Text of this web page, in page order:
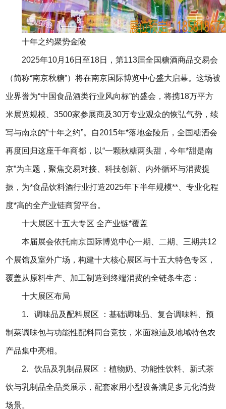
十年之约聚势金陵
2025年10月16日至18日，第113届全国糖酒商品交易会
（简称“南京秋糖”）将在南京国际博览中心盛大启幕。这场被
业界誉为“中国食品酒类行业风向标”的盛会，将携18万平方
米展览规模、3500家参展商及30万专业观众的恢弘气势，续
写与南京的“十年之约”。自2015年*落地金陵后，全国糖酒会
再度回归这座千年商都，以“一颗秋糖两头甜，今年*甜是南
京”为主题，聚焦交易对接、科技创新、内外循环与消费提
振，为*食品饮料酒行业打造2025年下半年规模**、专业化程
度*高的全产业链商贸平台。
十大展区十五大专区 全产业链*覆盖
本届展会依托南京国际博览中心一期、二期、三期共12
个展馆及室外广场，构建十大核心展区与十五大特色专区，
覆盖从原料生产、加工制造到终端消费的全链条生态：
十大展区布局
1. 调味品及配料展区 ：基础调味品、复合调味料、预
制菜调味包与功能性配料同台竞技，米面粮油及地域特色农
产品集中亮相。
2. 饮品及乳制品展区 ：植物奶、功能性饮料、新式茶
饮与乳制品全品类展示，配套家用小型设备满足多元化消费
场景。